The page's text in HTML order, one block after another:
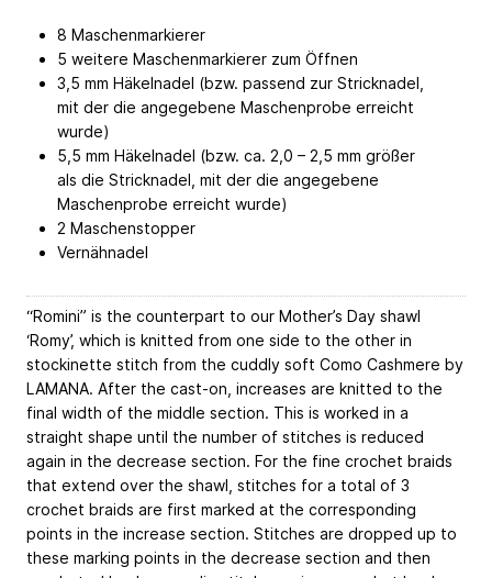
8 Maschenmarkierer
5 weitere Maschenmarkierer zum Öffnen
3,5 mm Häkelnadel (bzw. passend zur Stricknadel,
mit der die angegebene Maschenprobe erreicht
wurde)
5,5 mm Häkelnadel (bzw. ca. 2,0 – 2,5 mm größer
als die Stricknadel, mit der die angegebene
Maschenprobe erreicht wurde)
2 Maschenstopper
Vernähnadel
“Romini” is the counterpart to our Mother’s Day shawl
‘Romy’, which is knitted from one side to the other in
stockinette stitch from the cuddly soft Como Cashmere by
LAMANA. After the cast-on, increases are knitted to the
final width of the middle section. This is worked in a
straight shape until the number of stitches is reduced
again in the decrease section. For the fine crochet braids
that extend over the shawl, stitches for a total of 3
crochet braids are first marked at the corresponding
points in the increase section. Stitches are dropped up to
these marking points in the decrease section and then